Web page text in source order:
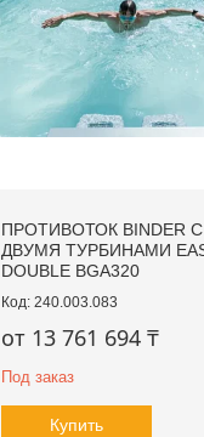
ПРОТИВОТОК BINDER С
ДВУМЯ ТУРБИНАМИ
DOUBLE BGA320
240.003.083
от 13 761 694 ₸
Под заказ
Купить